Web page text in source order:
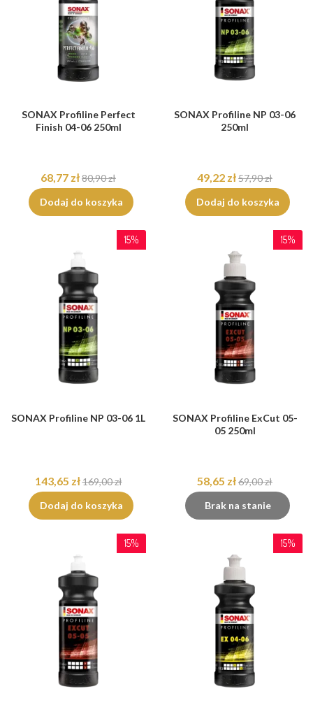
SONAX Profiline Perfect
Finish 04-06 250ml
68,77 zł80,90 zł
Dodaj do koszyka
SONAX Profiline NP 03-06
250ml
49,22 zł57,90 zł
Dodaj do koszyka
15%
SONAX Profiline NP 03-06 1L
143,65 zł169,00 zł
Dodaj do koszyka
15%
SONAX Profiline ExCut 05-
05 250ml
58,65 zł69,00 zł
Brak na stanie
15% 15%